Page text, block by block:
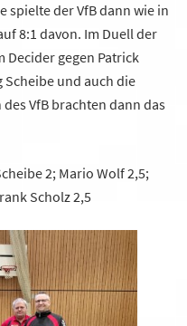
spielte der VfB dann wie in
8:1 davon. Im Duell der
Decider gegen Patrick
Scheibe und auch die
VfB brachten dann das
2; Mario Wolf 2,5;
Scholz 2,5